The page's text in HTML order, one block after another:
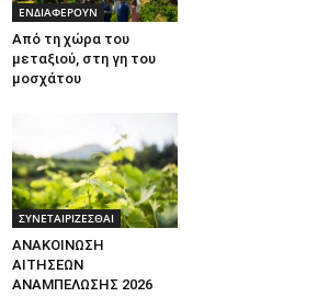
ΕΝΔΙΑΦΕΡΟΥΝ
Από τη χώρα του
μεταξιού, στη γη του
μοσχάτου
ΣΥΝΕΤΑΙΡΙΖΕΣΘΑΙ
ΑΝΑΚΟΙΝΩΣΗ
ΑΙΤΗΣΕΩΝ
ΑΝΑΜΠΕΛΩΣΗΣ 2026